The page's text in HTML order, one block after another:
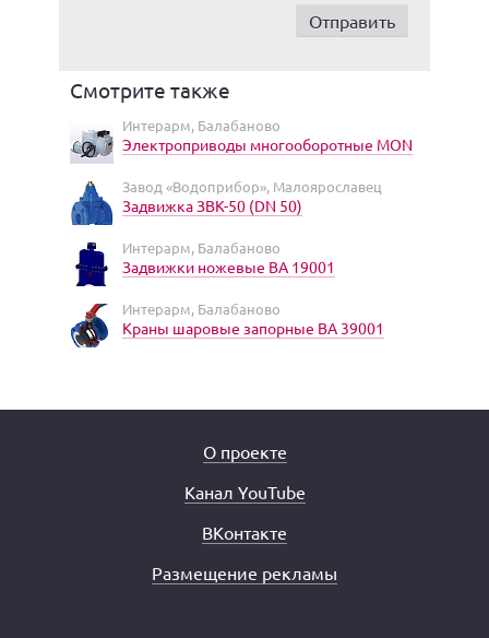
Смотрите также
Интерарм, Балабаново
Электроприводы многооборотные MON
Завод «Водоприбор», Малоярославец
Задвижка ЗВК-50 (DN 50)
Интерарм, Балабаново
Задвижки ножевые ВА 19001
Интерарм, Балабаново
Краны шаровые запорные ВА 39001
О проекте
Канал YouTube
ВКонтакте
Размещение рекламы